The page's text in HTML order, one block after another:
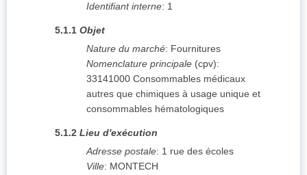
Identifiant interne: 1
5.1.1 Objet
Nature du marché: Fournitures
Nomenclature principale (cpv):
33141000 Consommables médicaux
autres que chimiques à usage unique et
consommables hématologiques
5.1.2 Lieu d'exécution
Adresse postale: 1 rue des écoles
Ville: MONTECH